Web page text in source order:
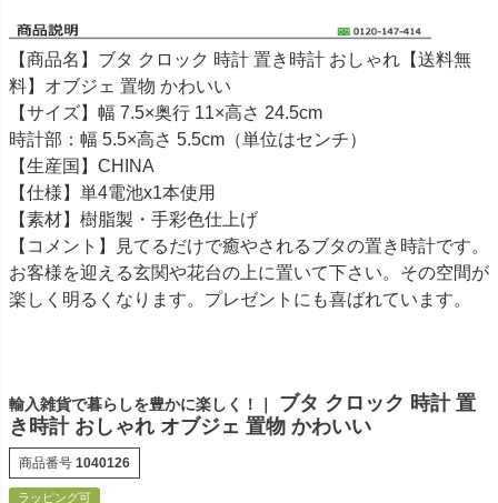
【商品名】ブタ クロック 時計 置き時計 おしゃれ【送料無
料】オブジェ 置物 かわいい
【サイズ】幅 7.5×奥行 11×高さ 24.5cm
時計部：幅 5.5×高さ 5.5cm（単位はセンチ）
【生産国】CHINA
【仕様】単4電池x1本使用
【素材】樹脂製・手彩色仕上げ
【コメント】見てるだけで癒やされるブタの置き時計です。
お客様を迎える玄関や花台の上に置いて下さい。その空間が
楽しく明るくなります。プレゼントにも喜ばれています。
輸入雑貨で暮らしを豊かに楽しく！｜
ブタ クロック 時計 置
き時計 おしゃれ オブジェ 置物 かわいい
商品番号 1040126
ラッピング可